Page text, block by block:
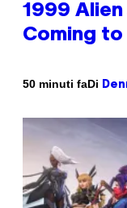
1999
Coming
50 minuti faDi